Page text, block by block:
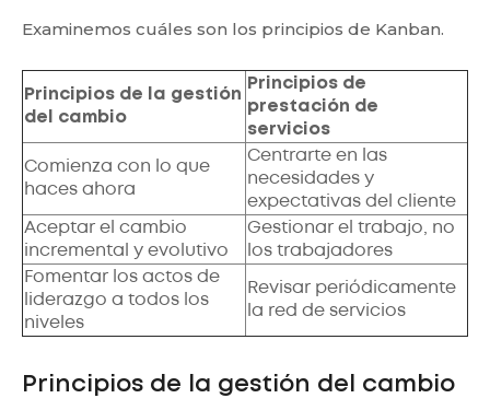
Examinemos cuáles son los principios de Kanban.
Principios de la gestión
del cambio
Principios de
prestación de
servicios
Comienza con lo que
haces ahora
Centrarte en las
necesidades y
expectativas del cliente
Aceptar el cambio
incremental y evolutivo
Gestionar el trabajo, no
los trabajadores
Fomentar los actos de
liderazgo a todos los
niveles
Revisar periódicamente
la red de servicios
Principios de la gestión del cambio